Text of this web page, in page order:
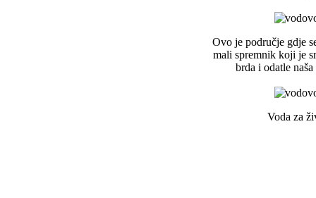
Ovo je područje gdje
mali spremnik koji je
brda i odatle
Voda za